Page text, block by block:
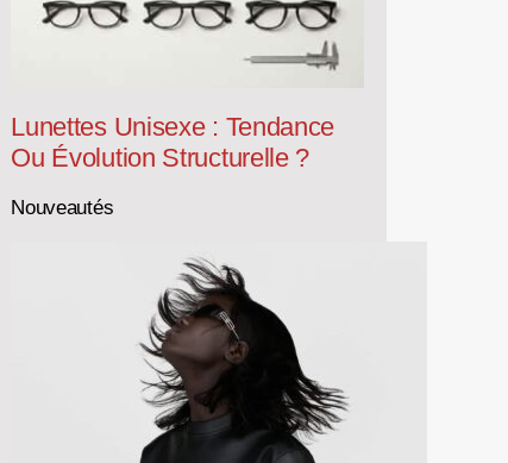
Lunettes Unisexe : Tendance
Ou Évolution Structurelle ?
Nouveautés